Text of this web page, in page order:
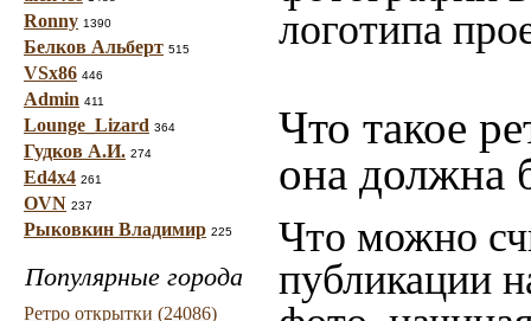
Ronny 1390
Белков Альберт 515
VSx86 446
Admin 411
Lounge_Lizard 364
Гудков А.И. 274
Ed4x4 261
OVN 237
Рыковкин Владимир 225
Популярные города
Ретро открытки (24086)
логотипа
Что такое
она должна
Что можно
публикации